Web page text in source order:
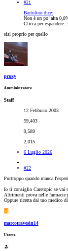
#21
Bartolino dice:
Non è un po’ alta
Clicca per espandere...
sisi proprio per quello
proxy
Amministratore
Staff
12 Febbraio 2003
59,403
9,589
2,015
6 Luglio 2026
#22
Purtroppo quando manca
Io ti consiglio Caretopic se vai
Altrimenti prova nelle farmacie
Oppure ricetta dal tuo medico di
M
marcotravesin14
Utente